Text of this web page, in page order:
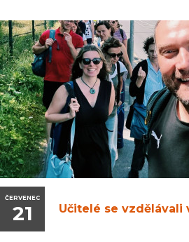
ČERVENEC
21 Učitelé se vzdělávali